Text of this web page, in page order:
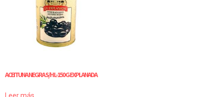
ACEITUNA NEGRA S/H L-150 G EXPLANADA